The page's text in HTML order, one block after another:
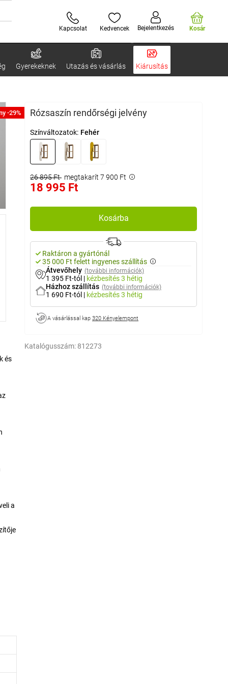
Kapcsolat Kedvencek Bejelentkezés Kosár
Gyerekeknek Utazás és vásárlás Kiárusítás
-29% Rózsaszín rendőrségi jelvény
Színváltozatok: Fehér
26 895 Ft megtakarít 7 900 Ft
18 995 Ft
Kosárba
Raktáron a gyártónál
35 000 Ft felett ingyenes szállítás
Átvevőhely (további információk)
1 395 Ft-tól | kézbesítés3 hétig
Házhoz szállítás (további információk)
1 690 Ft-tól | kézbesítés3 hétig
A vásárlással kap 320 Kényelempont
Katalógusszám: 812273
és
a